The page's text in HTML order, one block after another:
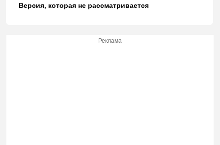
Версия, которая не рассматривается
Реклама